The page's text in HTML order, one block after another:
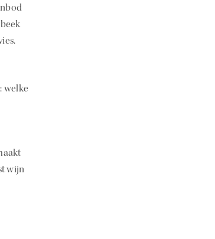
welke
wijn